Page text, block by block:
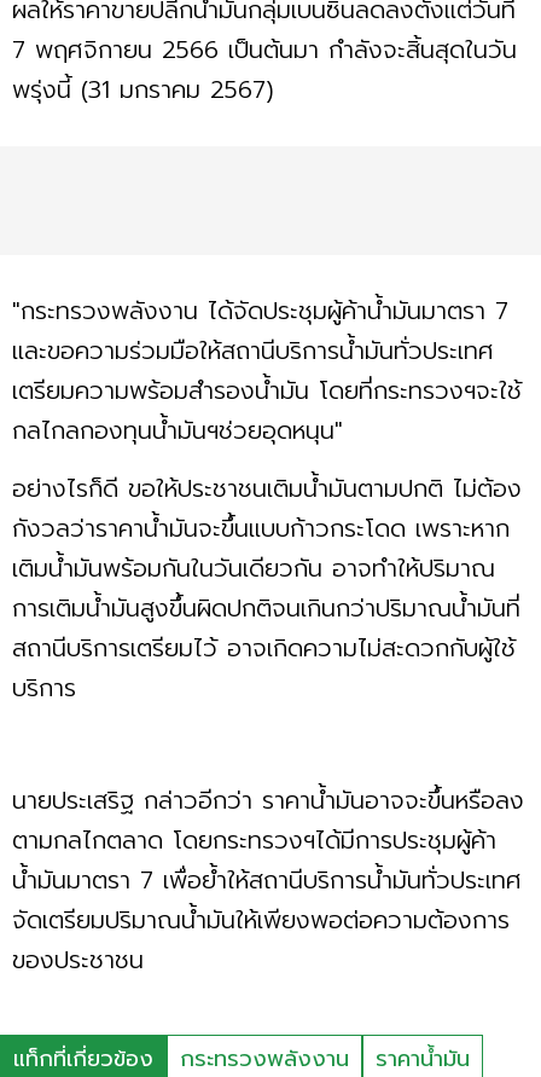
ผลให้ราคาขายปลีกน้ำมันกลุ่มเบนซินลดลงตั้งแต่วันที่
7 พฤศจิกายน 2566 เป็นต้นมา กำลังจะสิ้นสุดในวัน
พรุ่งนี้ (31 มกราคม 2567)
"กระทรวงพลังงาน ได้จัดประชุมผู้ค้าน้ำมันมาตรา 7
และขอความร่วมมือให้สถานีบริการน้ำมันทั่วประเทศ
เตรียมความพร้อมสำรองน้ำมัน โดยที่กระทรวงฯจะใช้
กลไกลกองทุนน้ำมันฯช่วยอุดหนุน"
อย่างไรก็ดี ขอให้ประชาชนเติมน้ำมันตามปกติ ไม่ต้อง
กังวลว่าราคาน้ำมันจะขึ้นแบบก้าวกระโดด เพราะหาก
เติมน้ำมันพร้อมกันในวันเดียวกัน อาจทำให้ปริมาณ
การเติมน้ำมันสูงขึ้นผิดปกติจนเกินกว่าปริมาณน้ำมันที่
สถานีบริการเตรียมไว้ อาจเกิดความไม่สะดวกกับผู้ใช้
บริการ
นายประเสริฐ กล่าวอีกว่า ราคาน้ำมันอาจจะขึ้นหรือลง
ตามกลไกตลาด โดยกระทรวงฯได้มีการประชุมผู้ค้า
น้ำมันมาตรา 7 เพื่อย้ำให้สถานีบริการน้ำมันทั่วประเทศ
จัดเตรียมปริมาณน้ำมันให้เพียงพอต่อความต้องการ
ของประชาชน
แท็กที่เกี่ยวข้อง กระทรวงพลังงาน
ราคาน้ำมัน